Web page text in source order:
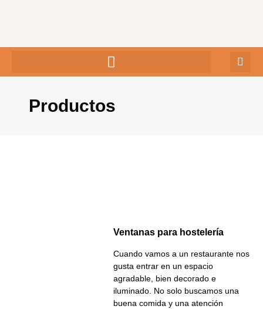
Productos
Ventanas para hostelería
Cuando vamos a un restaurante nos
gusta entrar en un espacio
agradable, bien decorado e
iluminado. No solo buscamos una
buena comida y una atención